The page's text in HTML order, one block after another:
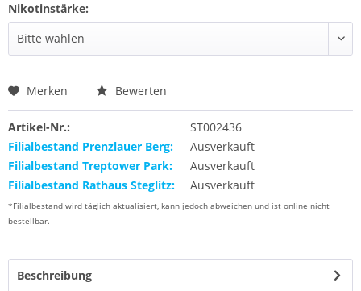
Nikotinstärke:
Merken Bewerten
Artikel-Nr.:
ST002436
Filialbestand Prenzlauer Berg:
Ausverkauft
Filialbestand Treptower Park:
Ausverkauft
Filialbestand Rathaus Steglitz:
Ausverkauft
*Filialbestand wird täglich aktualisiert, kann jedoch abweichen und ist online nicht
bestellbar.
Beschreibung